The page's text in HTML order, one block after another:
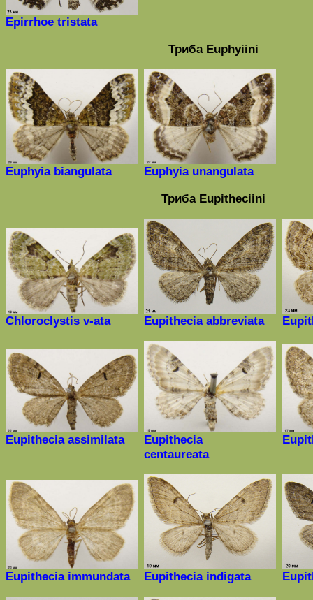
Epirrhoe tristata
ТрибаEuphyiini
Euphyia biangulata
Euphyia unangulata
ТрибаEupitheciini
Chloroclystis v-ata Eupithecia abbreviata
Eupithecia assimilata
Eupithecia
centaureata
Eupithecia immundata Eupithecia indigata